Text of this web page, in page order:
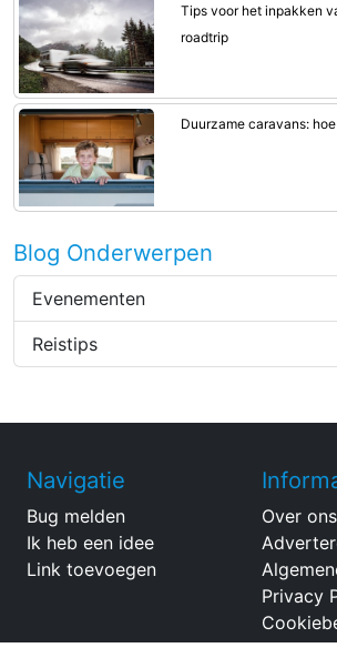
Tips voor het inpakken
roadtrip
Duurzame caravans:
Blog Onderwerpen
Evenementen
Reistips
Navigatie
Bug melden
Ik heb een idee
Link toevoegen
Over ons
Privacy